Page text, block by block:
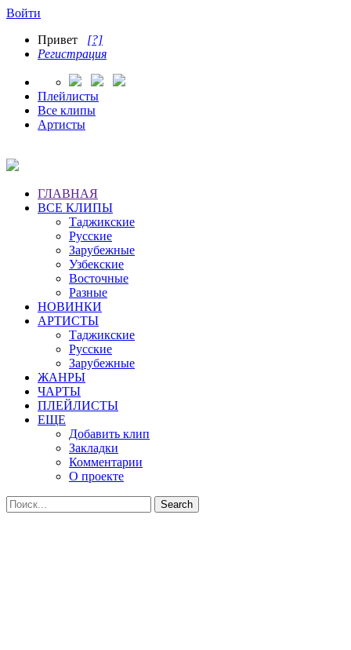
Войти
Привет [?]
Регистрация
Плейлисты
Все клипы
Артисты
ГЛАВНАЯ
ВСЕ КЛИПЫ
Таджикские
Русские
Зарубежные
Узбекские
Восточные
Разные
НОВИНКИ
АРТИСТЫ
Таджикские
Русские
Зарубежные
ЖАНРЫ
ЧАРТЫ
ПЛЕЙЛИСТЫ
ЕЩЕ
Добавить клип
Закладки
Комментарии
О проекте